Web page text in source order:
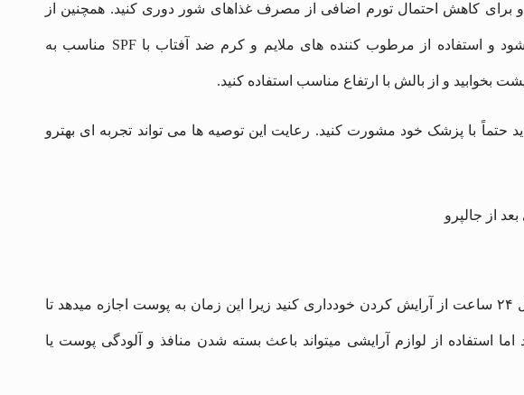
و برای کاهش احتمال تورم اضافی از مصرف غذاهای شور دوری کنید. همچنین از
آرایش صورت بپرهیزید تا از تحریک پوست جلوگیری شود و استفاده از مرطوب‌ کننده‌ های ملایم و کرم ضد آفتاب با SPF مناسب به
و از بالش با ارتفاع مناسب استفاده کنید.
حتماً با پزشک خود مشورت کنید. رعایت این توصیه‌ ها می تواند تجربه‌ ای بهترو
برای مراقبت های بعد از جالپرو توصیه می شود حداقل ۲۴ ساعت از آرایش کردن خودداری کنید زیرا این زمان به پوست اجازه میدهد تا
اما استفاده از لوازم آرایشی میتواند باعث بسته شدن منافذ و آلودگی پوست یا